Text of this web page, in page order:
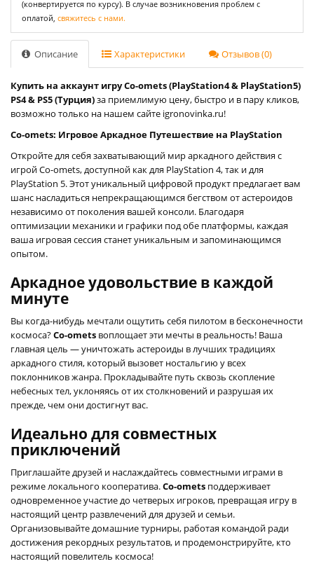
(конвертируется по курсу). В случае возникновения проблем с
оплатой, свяжитесь с нами.
Описание Характеристики Отзывов (0)
Купить на аккаунт игру Co-omets (PlayStation4 & PlayStation5)
PS4 & PS5 (Турция)за приемлимую цену, быстро и в пару кликов,
возможно только на нашем сайте igronovinka.ru!
Co-omets: Игровое Аркадное Путешествие на PlayStation
Откройте для себя захватывающий мир аркадного действия с
игрой Co-omets, доступной как для PlayStation 4, так и для
PlayStation 5. Этот уникальный цифровой продукт предлагает вам
шанс насладиться непрекращающимся бегством от астероидов
независимо от поколения вашей консоли. Благодаря
оптимизации механики и графики под обе платформы, каждая
ваша игровая сессия станет уникальным и запоминающимся
опытом.
Аркадное удовольствие в каждой
минуте
Вы когда-нибудь мечтали ощутить себя пилотом в бесконечности
космоса?Co-omets воплощает эти мечты в реальность! Ваша
главная цель — уничтожать астероиды в лучших традициях
аркадного стиля, который вызовет ностальгию у всех
поклонников жанра. Прокладывайте путь сквозь скопление
небесных тел, уклоняясь от их столкновений и разрушая их
прежде, чем они достигнут вас.
Идеально для совместных
приключений
Приглашайте друзей и наслаждайтесь совместными играми в
режиме локального кооператива.Co-omets поддерживает
одновременное участие до четверых игроков, превращая игру в
настоящий центр развлечений для друзей и семьи.
Организовывайте домашние турниры, работая командой ради
достижения рекордных результатов, и продемонстрируйте, кто
настоящий повелитель космоса!